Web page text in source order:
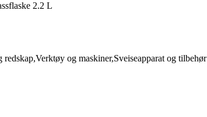
2.2 L
og maskiner,Sveiseapparat og tilbehør